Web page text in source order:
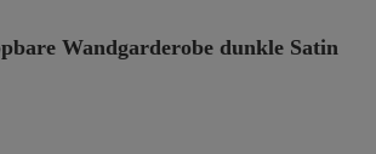
Wandgarderobe dunkle Satin